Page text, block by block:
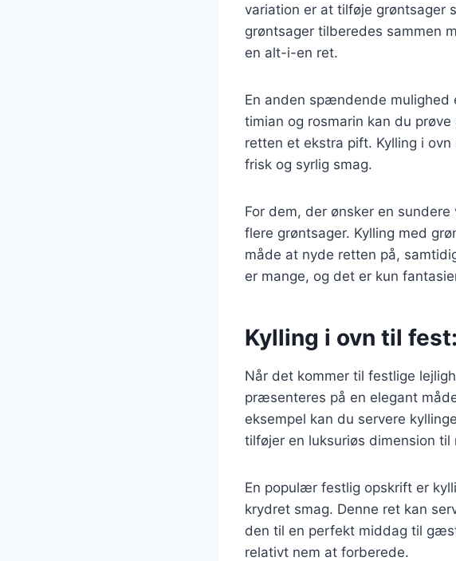
variation er at tilføje grøntsager
grøntsager tilberedes sammen
en alt-i-en ret.
En anden spændende mulighed
timian og rosmarin kan du
retten et ekstra pift. Kylling i
frisk og syrlig smag.
For dem, der ønsker en
flere grøntsager. Kylling med
måde at nyde retten på,
er mange, og det er kun
Kylling i ovn til
Når det kommer til festlige
præsenteres på en elegant
eksempel kan du servere
tilføjer en luksuriøs dimension til
En populær festlig opskrift er
krydret smag. Denne ret kan
den til en perfekt middag til
relativt nem at forberede.